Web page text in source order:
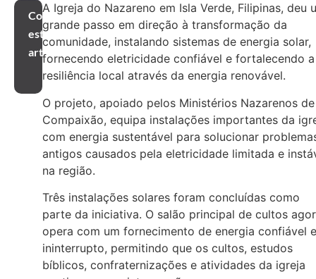
Compartilhar
este
artigo
A Igreja do Nazareno em Isla Verde, Filipinas, deu
grande passo em direção à transformação da
comunidade, instalando sistemas de energia solar,
fornecendo eletricidade confiável e fortalecendo a
resiliência local através da energia renovável.
O projeto, apoiado pelos Ministérios Nazarenos de
Compaixão, equipa instalações importantes da
com energia sustentável para solucionar
antigos causados ​​pela eletricidade limitada e
na região.
Três instalações solares foram concluídas como
parte da iniciativa. O salão principal de cultos
opera com um fornecimento de energia confiável e
ininterrupto, permitindo que os cultos, estudos
bíblicos, confraternizações e atividades da igreja